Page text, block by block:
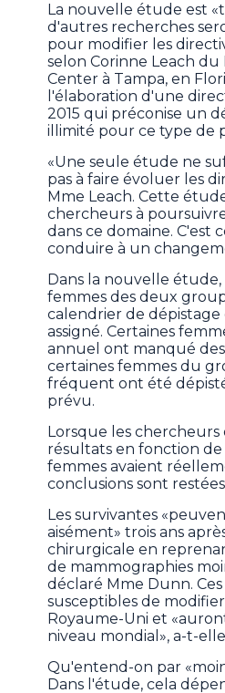
La nouvelle étude est
d'autres recherches
pour modifier les
selon Corinne Leach
Center à Tampa, en
l'élaboration d'une
2015 qui préconise un
illimité pour ce type de
«Une seule étude ne
pas à faire évoluer les
Mme Leach. Cette
chercheurs à
dans ce domaine. C'est
conduire à un
Dans la nouvelle
femmes des deux
calendrier de
assigné. Certaines
annuel ont manqué
certaines femmes du
fréquent ont été
prévu.
Lorsque les chercheurs
résultats en fonction de
femmes avaient
conclusions sont
Les survivantes
aisément» trois ans
chirurgicale en
de mammographies
déclaré Mme Dunn.
susceptibles de
Royaume-Uni et
niveau mondial», a-t-
Qu'entend-on par
Dans l'étude, cela